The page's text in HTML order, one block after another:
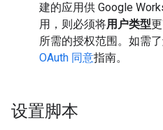
建的应用供 Google
用，则必须将用户类型
所需的授权范围。如需
OAuth 同意指南。
设置脚本